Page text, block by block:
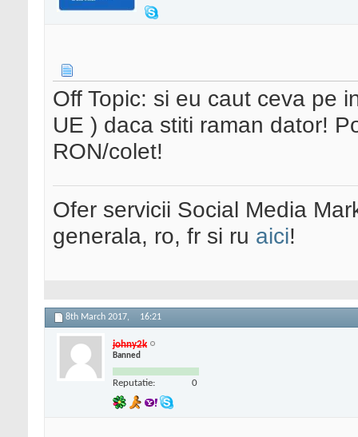
Off Topic: si eu caut ceva pe
UE ) daca stiti raman dator!
RON/colet!
Ofer servicii Social Media
generala, ro, fr si ru aici!
8th March 2017, 16:21
johny2k
Banned
Reputatie: 0